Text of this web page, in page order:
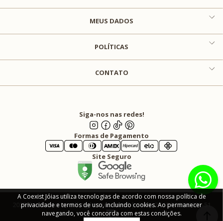
MEUS DADOS
POLÍTICAS
CONTATO
Siga-nos nas redes!
Formas de Pagamento
Site Seguro
2025 Coexist Joias. All rights reserved | CNPJ: 24.156.129/0001-51
A Coexist Jóias utiliza tecnologias de acordo com nossa política de
privacidade e termos de uso, incluindo cookies. Ao permanecer
navegando, você concorda com estas condições.